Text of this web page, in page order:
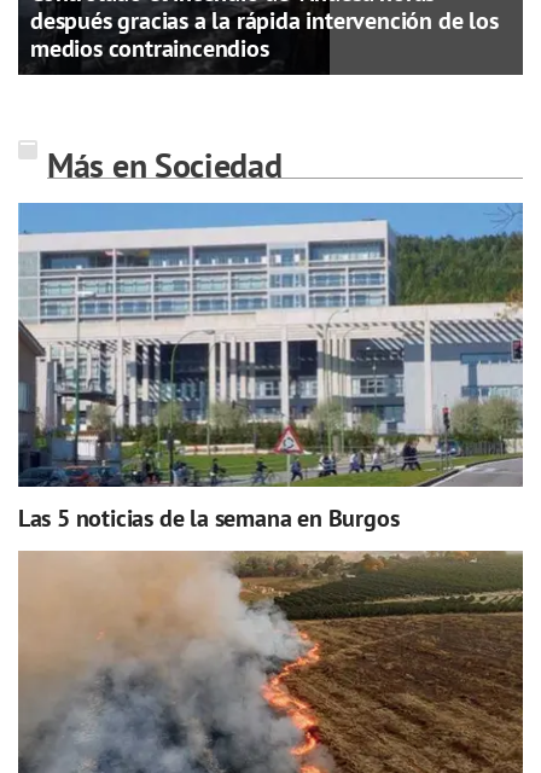
después gracias a la rápida intervención de los
medios contraincendios
Más en Sociedad
Las 5 noticias de la semana en Burgos